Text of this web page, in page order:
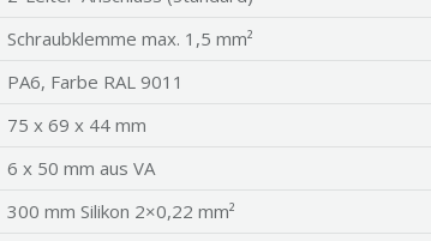
Schraubklemme max. 1,5 mm²
PA6, Farbe RAL 9011
75 x 69 x 44 mm
6 x 50 mm aus VA
300 mm Silikon 2×0,22 mm²